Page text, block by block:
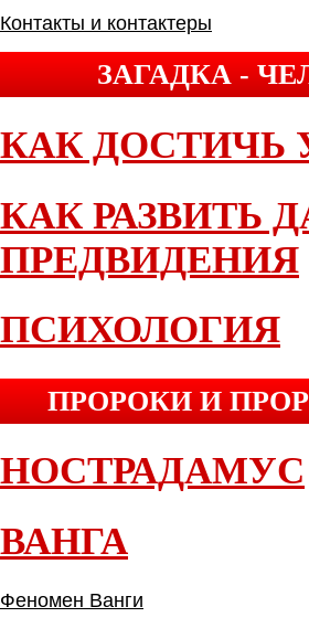
Контакты и контактеры
ЗАГАДКА -
КАК ДОСТИЧЬ
КАК РАЗВИТЬ
ПРЕДВИДЕНИЯ
ПСИХОЛОГИЯ
ПРОРОКИ И
НОСТРАДАМУС
ВАНГА
Феномен Ванги